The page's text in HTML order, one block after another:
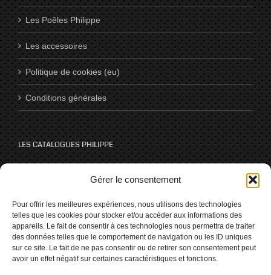
Gérer le consentement
Pour offrir les meilleures expériences, nous utilisons des technologies
telles que les cookies pour stocker et/ou accéder aux informations des
appareils. Le fait de consentir à ces technologies nous permettra de traiter
des données telles que le comportement de navigation ou les ID uniques
sur ce site. Le fait de ne pas consentir ou de retirer son consentement peut
avoir un effet négatif sur certaines caractéristiques et fonctions.
Les Poêles Philippe
Les accessoires
Politique de cookies (eu)
Conditions générales
LES CATALOGUES PHILIPPE
NOUS SUIVRE SUR LES RÉSEAUX